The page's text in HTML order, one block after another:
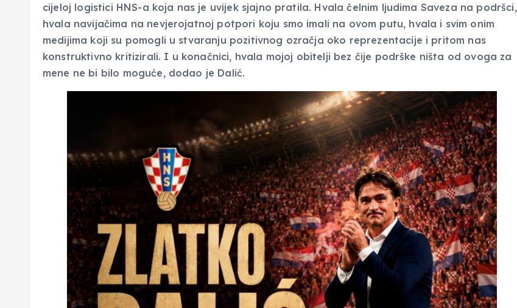
cijeloj logistici HNS-a koja nas je uvijek sjajno pratila. Hvala čelnim ljudima Saveza na podršci,
hvala navijačima na nevjerojatnoj potpori koju smo imali na ovom putu, hvala i svim onim
medijima koji su pomogli u stvaranju pozitivnog ozračja oko reprezentacije i pritom nas
konstruktivno kritizirali. I u konačnici, hvala mojoj obitelji bez čije podrške ništa od ovoga za
mene ne bi bilo moguće, dodao je Dalić.